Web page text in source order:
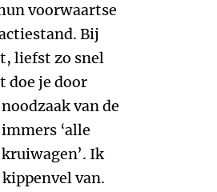
voorwaartse
Bij
liefst zo snel
doe je door
van de
‘alle
Ik
van.